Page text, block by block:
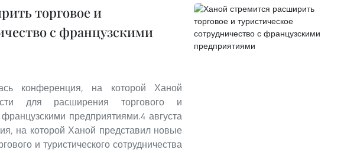
торговое и
с французскими
конференция, на которой Ханой
для расширения торгового и
французскими предприятиями.4 августа
на которой Ханой представил новые
и туристического сотрудничества